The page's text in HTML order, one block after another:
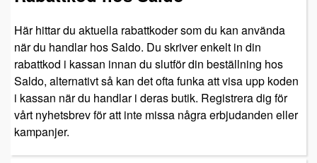
Här hittar du aktuella rabattkoder som du kan använda
när du handlar hos Saldo. Du skriver enkelt in din
rabattkod i kassan innan du slutför din beställning hos
Saldo, alternativt så kan det ofta funka att visa upp koden
i kassan när du handlar i deras butik. Registrera dig för
vårt nyhetsbrev för att inte missa några erbjudanden eller
kampanjer.